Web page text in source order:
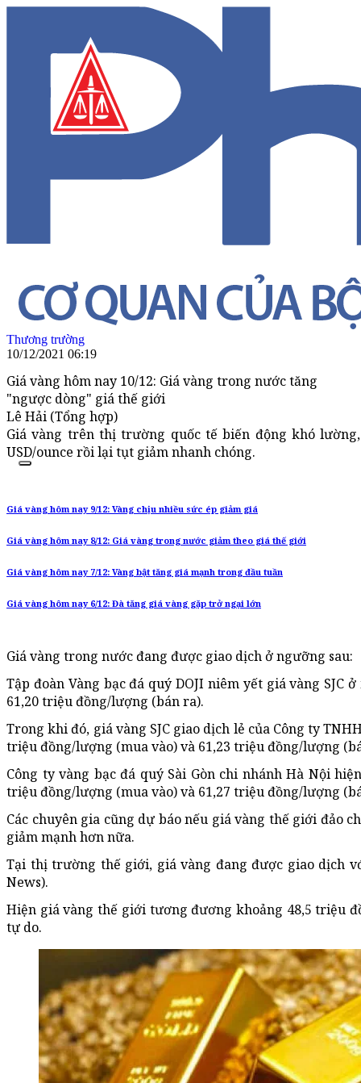
Thương trường
10/12/2021 06:19
Giá vàng hôm nay 10/12: Giá vàng trong nước tăng
"ngược dòng" giá thế giới
Lê Hải (Tổng hợp)
Giá vàng trên thị trường quốc tế biến động khó
USD/ounce rồi lại tụt giảm nhanh chóng.
Giá vàng hôm nay 9/12: Vàng chịu nhiều sức ép giảm giá
Giá vàng hôm nay 8/12: Giá vàng trong nước giảm theo giá thế giới
Giá vàng hôm nay 7/12: Vàng bật tăng giá mạnh trong đầu tuần
Giá vàng hôm nay 6/12: Đà tăng giá vàng gặp trở ngại lớn
Giá vàng trong nước đang được giao dịch ở ngưỡng sau:
Tập đoàn Vàng bạc đá quý DOJI niêm yết giá vàng SJC
61,20 triệu đồng/lượng (bán ra).
Trong khi đó, giá vàng SJC giao dịch lẻ của Công ty
triệu đồng/lượng (mua vào) và 61,23 triệu đồng/lượng
Công ty vàng bạc đá quý Sài Gòn chi nhánh Hà Nội
triệu đồng/lượng (mua vào) và 61,27 triệu đồng/lượng
Các chuyên gia cũng dự báo nếu giá vàng thế giới đảo
giảm mạnh hơn nữa.
Tại thị trường thế giới, giá vàng đang được giao dịch
News).
Hiện giá vàng thế giới tương đương khoảng 48,5 triệu
tự do.